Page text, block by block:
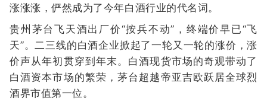
涨涨涨，俨然成为了今年白酒行业的代名词。
贵州茅台飞天酒出厂价“按兵不动”，终端价早已“飞
天”。二三线的白酒企业掀起了一轮又一轮的涨价，涨
价声从年初贯穿到年末。白酒现货市场的奇观带动了
白酒资本市场的繁荣，茅台超越帝亚吉欧跃居全球烈
酒界市值第一位。